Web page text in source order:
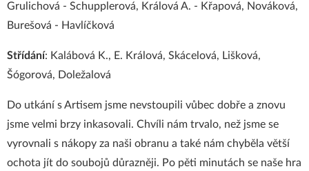
Grulichová - Schupplerová, Králová A. - Křapová, Nováková,
Burešová - Havlíčková
Střídání: Kalábová K., E. Králová, Skácelová, Lišková,
Šógorová, Doležalová
Do utkání s Artisem jsme nevstoupili vůbec dobře a znovu
jsme velmi brzy inkasovali. Chvíli nám trvalo, než jsme se
vyrovnali s nákopy za naši obranu a také nám chyběla větší
ochota jít do soubojů důrazněji. Po pěti minutách se naše hra